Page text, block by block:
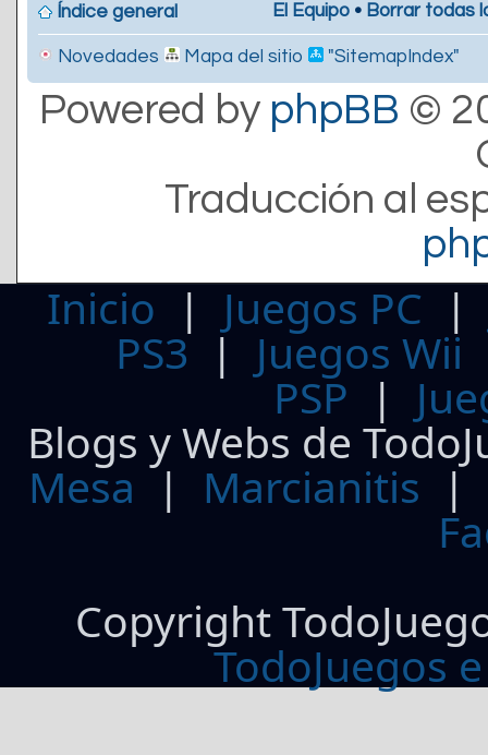
Índice general El Equipo • Borrar todas
Novedades Mapa del sitio "SitemapIndex"
Powered by phpBB ©
Traducción al
Inicio | Juegos PC
PS3| Juegos Wii
PSP |
Blogs y Webs de
Mesa | Marcianitis |
Copyright
TodoJuegos